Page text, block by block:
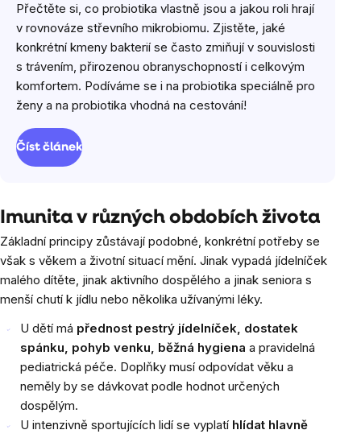
Přečtěte si, co probiotika vlastně jsou a jakou roli hrají
v rovnováze střevního mikrobiomu. Zjistěte, jaké
konkrétní kmeny bakterií se často zmiňují v souvislosti
s trávením, přirozenou obranyschopností i celkovým
komfortem. Podíváme se i na probiotika speciálně pro
ženy a na probiotika vhodná na cestování!
Číst článek
Imunita v různých obdobích života
Základní principy zůstávají podobné, konkrétní potřeby se
však s věkem a životní situací mění. Jinak vypadá jídelníček
malého dítěte, jinak aktivního dospělého a jinak seniora s
menší chutí k jídlu nebo několika užívanými léky.
U dětí má přednost pestrý jídelníček, dostatek
spánku, pohyb venku, běžná hygiena a pravidelná
pediatrická péče. Doplňky musí odpovídat věku a
neměly by se dávkovat podle hodnot určených
dospělým.
U intenzivně sportujících lidí se vyplatí hlídat hlavně